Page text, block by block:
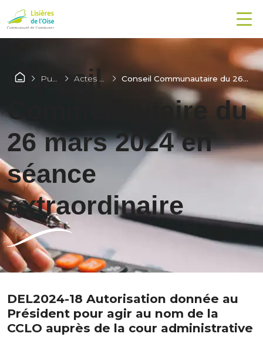
Publications Actes administratifs Conseil Communautaire du 26 mars 2024 en séance extraordinaire
Conseil
Communautaire du
26 mars 2024 en
séance
extraordinaire
DEL2024-18 Autorisation donnée au
Président pour agir au nom de la
CCLO auprès de la cour administrative